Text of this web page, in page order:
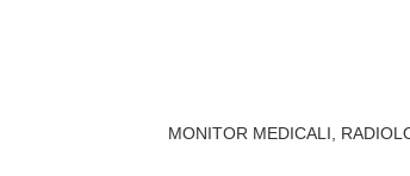
MONITOR MEDICALI,